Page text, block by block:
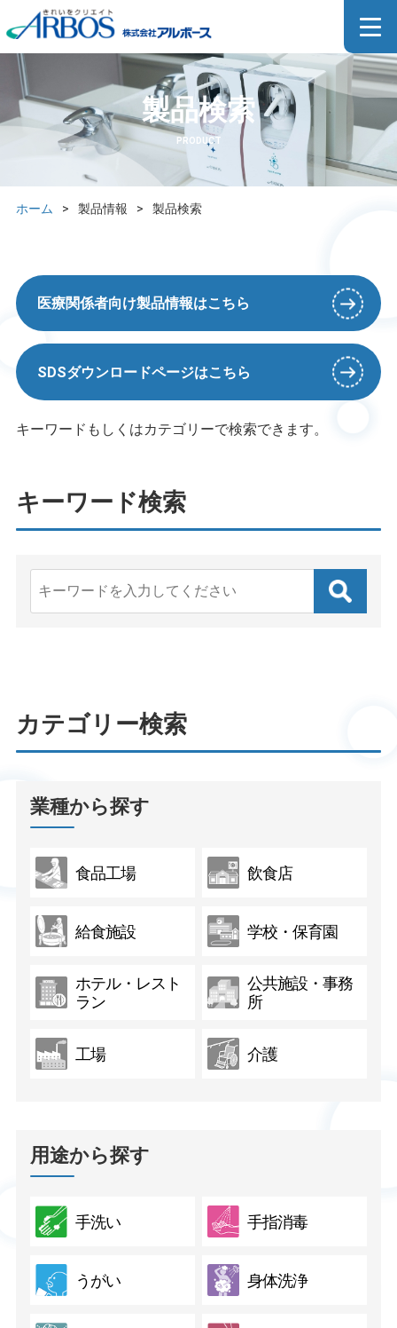
製品検索
PRODUCT
ホーム > 製品情報 > 製品検索
医療関係者向け製品情報はこちら
SDSダウンロードページはこちら
キーワードもしくはカテゴリーで検索できます。
キーワード検索
カテゴリー検索
業種から探す
食品工場 飲食店
給食施設 学校・保育園
ホテル・レスト
ラン
公共施設・事務
所
工場 介護
用途から探す
手洗い 手指消毒
うがい 身体洗浄